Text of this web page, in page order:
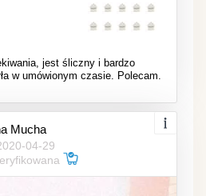
jest śliczny i bardzo
w umówionym czasie. Polecam.
Mucha
04-29